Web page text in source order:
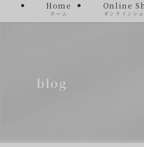
Home
ホーム
Online
オンラインシ
blog